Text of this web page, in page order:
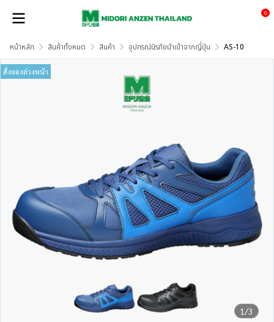
0
หน้าหลัก สินค้าทั้งหมด สินค้า อุปกรณ์นิรภัยนำเข้าจากญี่ปุ่น AS-10
1/3
สั่งจองล่วงหน้า